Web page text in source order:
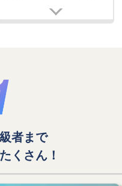
者まで
くさん！